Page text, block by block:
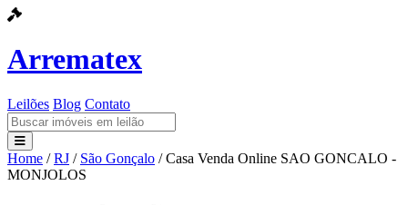
Arrematex
Leilões Blog Contato
Leilões
Home / RJ / São Gonçalo / Casa Venda Online SAO GONCALO -
MONJOLOS